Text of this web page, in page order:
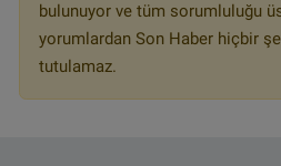
bulunuyor ve tüm sorumluluğu
yorumlardan Son Haber hiçbir
tutulamaz.